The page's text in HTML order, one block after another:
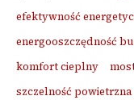
efektywność
energooszczędność
komfort cieplny
szczelność powietrzna